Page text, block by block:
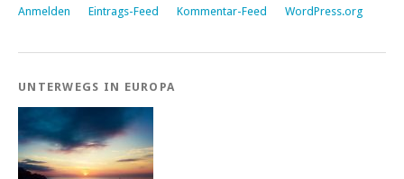
Anmelden Eintrags-Feed Kommentar-Feed WordPress.org
UNTERWEGS IN EUROPA